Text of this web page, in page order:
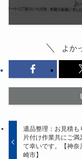
よか
遺品整理：お見積も
片付け作業共にご満
て幸いです。【神奈
崎市】